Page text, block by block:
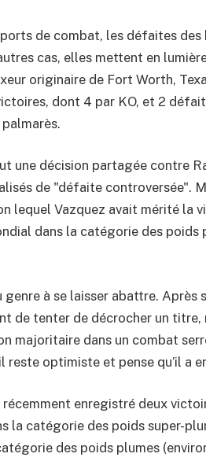
de combat, les défaites
cas, elles mettent en
originaire de Fort Worth,
dont 4 par KO, et 2
une décision partagée contre
de "défaite controversée".
lequel Vazquez avait mérité la
dans la catégorie des poids
genre à se laisser abattre.
de tenter de décrocher un titre,
majoritaire dans un combat
reste optimiste et pense qu’il a
récemment enregistré deux
la catégorie des poids super-
des poids plumes